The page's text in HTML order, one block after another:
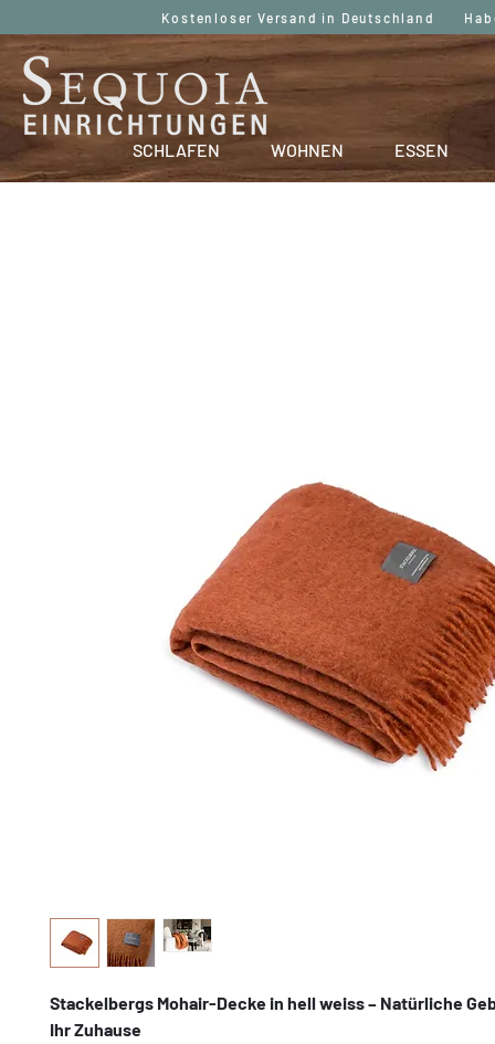
Kostenloser Versand in Deutschland
SCHLAFEN WOHNEN ESSEN
Stackelbergs Mohair-Decke in hell weiss – Natürliche
Ihr Zuhause